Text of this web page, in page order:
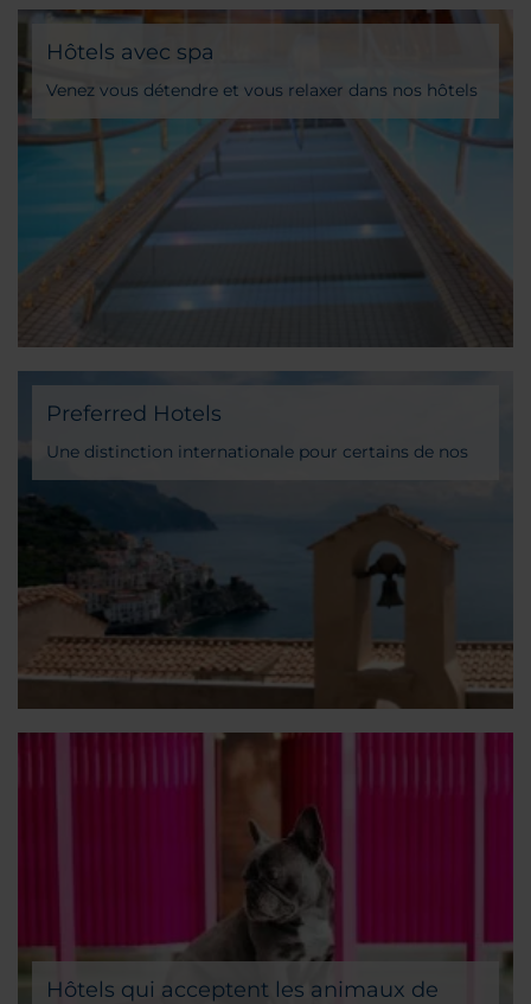
Hôtels avec spa
Venez vous détendre et vous relaxer dans nos hôtels
avec spa
Preferred Hotels
Une distinction internationale pour certains de nos
établissements uniques
Hôtels qui acceptent les animaux de